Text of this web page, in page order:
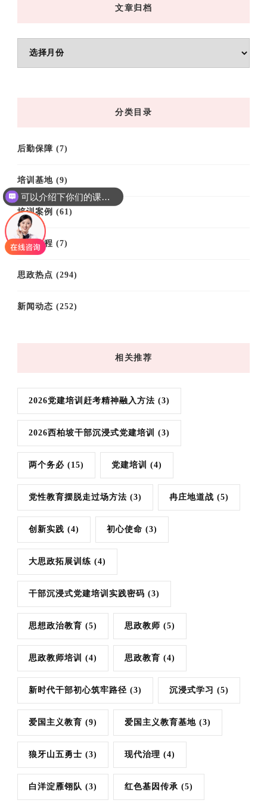
文章归档
分类目录
后勤保障 (7)
培训基地 (9)
培训案例 (61)
培训课程 (7)
思政热点 (294)
新闻动态 (252)
相关推荐
2026党建培训赶考精神融入方法 (3)
2026西柏坡干部沉浸式党建培训 (3)
两个务必 (15) 党建培训 (4)
党性教育摆脱走过场方法 (3) 冉庄地道战 (5)
创新实践 (4) 初心使命 (3)
大思政拓展训练 (4)
干部沉浸式党建培训实践密码 (3)
思想政治教育 (5) 思政教师 (5)
思政教师培训 (4) 思政教育 (4)
新时代干部初心筑牢路径 (3) 沉浸式学习 (5)
爱国主义教育 (9) 爱国主义教育基地 (3)
狼牙山五勇士 (3) 现代治理 (4)
白洋淀雁翎队 (3) 红色基因传承 (5)